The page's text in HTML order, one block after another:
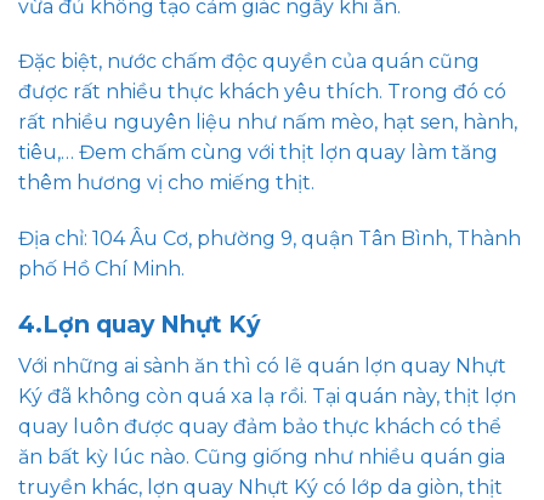
vừa đủ không tạo cảm giác ngấy khi ăn.
Đặc biệt, nước chấm độc quyền của quán cũng
được rất nhiều thực khách yêu thích. Trong đó có
rất nhiều nguyên liệu như nấm mèo, hạt sen, hành,
tiêu,… Đem chấm cùng với thịt lợn quay làm tăng
thêm hương vị cho miếng thịt.
Địa chỉ: 104 Âu Cơ, phường 9, quận Tân Bình, Thành
phố Hồ Chí Minh.
4.Lợn quay Nhựt Ký
Với những ai sành ăn thì có lẽ quán lợn quay Nhựt
Ký đã không còn quá xa lạ rồi. Tại quán này, thịt lợn
quay luôn được quay đảm bảo thực khách có thể
ăn bất kỳ lúc nào. Cũng giống như nhiều quán gia
truyền khác, lợn quay Nhựt Ký có lớp da giòn, thịt